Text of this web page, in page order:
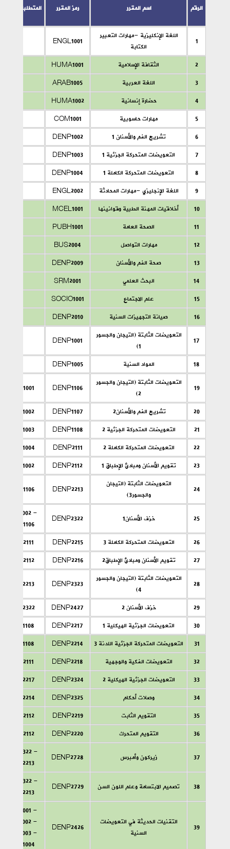
الرقم اسم المقرر رمز المقرر المتطلبات
1
اللغة الإنكليزية -مهارات التعبير
الكتابة
ENGL1001
2 الثقافة الإسلامية HUMA1001
3
اللغة العربية ARAB1005
4
حضارة إنسانية HUMA1002
5
مهارات حاسوبية COM1001
6
تشريح الفم والأسنان 1 DENP1002
7
التعويضات المتحركة الجزئية 1 DENP1003
8
التعويضات المتحركة الكاملة 1 DENP1004
9
اللغة الإنجليزي -مهارات المحادثة ENGL2002
10
أخلاقيات المهنة الطبية وقوانينها MCEL1001
11
الصحة العامة PUBH1001
12
مهارات التواصل BUS2004
13
صحة الفم والأسنان DENP2009
14
البحث العلمي SRM2001
15
علم الاجتماع SOCIO1001
16
صيانة التجهيزات السنية DENP2010
17
التعويضات الثابتة (التيجان والجسور
1)
DENP1001
18 المواد السنية DENP1005
19
التعويضات الثابتة (التيجان والجسور
2)
DENP1106
DENP1001
20 تشريح الفم والأسنان2 DENP1107
DENP1002
21
التعويضات المتحركة الجزئية 2 DENP1108
DENP1003
22
التعويضات المتحركة الكاملة 2 DENP2111
DENP1004
23
تقويم الأسنان ومبادئ الإطباق 1 DENP2112
DENP1002
24
التعويضات الثابتة (التيجان
والجسور3)
DENP2213
DENP1106
25 خزف الأسنان1 DENP2322
DENP1002 -
DENP1106
26
التعويضات المتحركة الكاملة 3 DENP2215
DENP2111
27
تقويم الأسنان ومبادئ الإطباق2 DENP2216
DENP2112
28
التعويضات الثابتة (التيجان والجسور
4)
DENP2323
DENP2213
29 خزف الأسنان 2 DENP2427
DENP2322
30
التعويضات الجزئية الهيكلية 1 DENP2217
DENP1108
31
التعويضات المتحركة الجزئية اللدنة 3 DENP2214
DENP1108
32
التعويضات الفكية والوجهية DENP2218
DENP2111
33
التعويضات الجزئية الهيكلية 2 DENP2324
DENP2217
34
وصلات أحكام DENP2325
DENP2214
35
التقويم الثابت DENP2219
DENP2112
36
التقويم المتحرك DENP2220
DENP2112
37 زيركون وأمبرس DENP2728
DENP2322 -
DENP2213
38 تصميم الابتسامة وعلم اللون السن DENP2729
DENP2322 -
DENP2213
39
التقنيات الحديثة في التعويضات
السنية
DENP2426
DENP1001 -
DENP1002 -
DENP1003 -
DENP1004